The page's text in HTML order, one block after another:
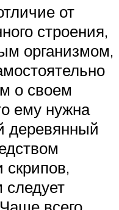
от
строения,
организмом,
о своем
ему нужна
деревянный
скрипов,
следует